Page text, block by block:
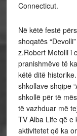
Connecticut.
Në këtë festë
shoqatës
z.Robert Metolli i
pranishmëve të
këtë ditë
shkollave shqipe
shkollë për të
të vazhduar më
TV Alba Life që e
aktivitetet që ka